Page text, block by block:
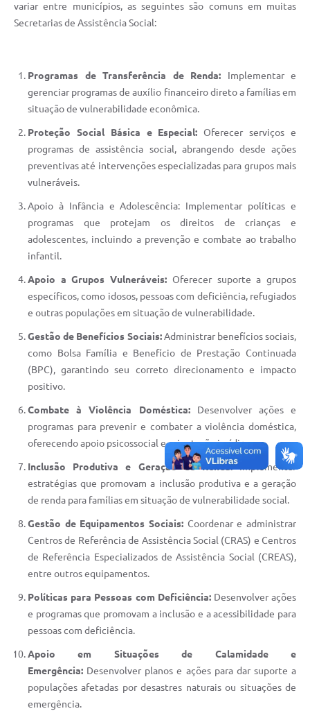
variar entre municípios, as seguintes são comuns em muitas
Secretarias de Assistência Social:
Programas de Transferência de Renda: Implementar e
gerenciar programas de auxílio financeiro direto a famílias em
situação de vulnerabilidade econômica.
Proteção Social Básica e Especial: Oferecer serviços e
programas de assistência social, abrangendo desde ações
preventivas até intervenções especializadas para grupos mais
vulneráveis.
Apoio à Infância e Adolescência: Implementar políticas e
programas que protejam os direitos de crianças e
adolescentes, incluindo a prevenção e combate ao trabalho
infantil.
Apoio a Grupos Vulneráveis: Oferecer suporte a grupos
específicos, como idosos, pessoas com deficiência, refugiados
e outras populações em situação de vulnerabilidade.
Gestão de Benefícios Sociais:Administrar benefícios sociais,
como Bolsa Família e Benefício de Prestação Continuada
(BPC), garantindo seu correto direcionamento e impacto
positivo.
Combate à Violência Doméstica:Desenvolver ações e
programas para prevenir e combater a violência doméstica,
oferecendo apoio psicossocial e orientação jurídica.
Inclusão Produtiva e Geração de Renda:Implementar
estratégias que promovam a inclusão produtiva e a geração
de renda para famílias em situação de vulnerabilidade social.
Gestão de Equipamentos Sociais: Coordenar e administrar
Centros de Referência de Assistência Social (CRAS) e Centros
de Referência Especializados de Assistência Social (CREAS),
entre outros equipamentos.
Políticas para Pessoas com Deficiência:Desenvolver ações
e programas que promovam a inclusão e a acessibilidade para
pessoas com deficiência.
Apoio em Situações de Calamidade e
Emergência: Desenvolver planos e ações para dar suporte a
populações afetadas por desastres naturais ou situações de
emergência.